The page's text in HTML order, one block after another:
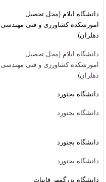
دانشگاه ایلام (محل تحصیل
آموزشکده کشاورزی و فنی مهندسی
دهلران)
دانشگاه ایلام (محل تحصیل
آموزشکده کشاورزی و فنی مهندسی
دهلران)
دانشگاه بجنورد
دانشگاه بجنورد
دانشگاه بجنورد
دانشگاه بجنورد
دانشگاه بزرگمهر قاینات